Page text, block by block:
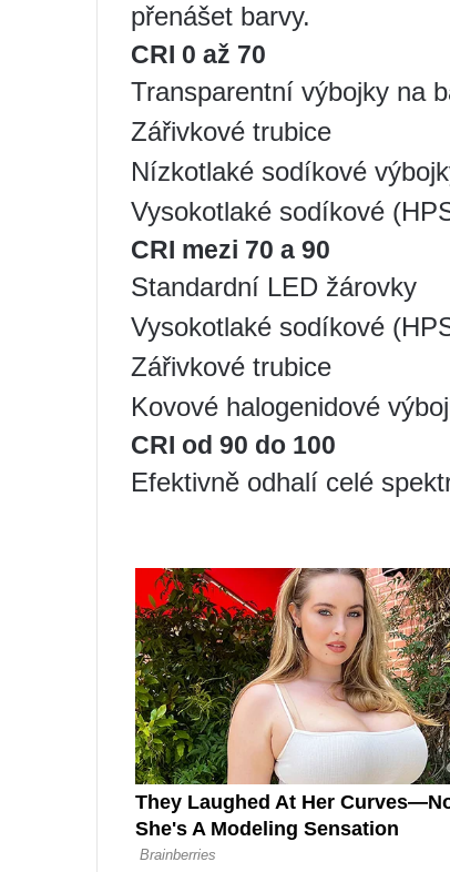
přenášet barvy.
CRI 0 až 70
Transparentní výbojky na
Zářivkové trubice
Nízkotlaké sodíkové
Vysokotlaké sodíkové
CRI mezi 70 a 90
Standardní LED žárovky
Vysokotlaké sodíkové
Zářivkové trubice
Kovové halogenidové
CRI od 90 do 100
Efektivně odhalí celé